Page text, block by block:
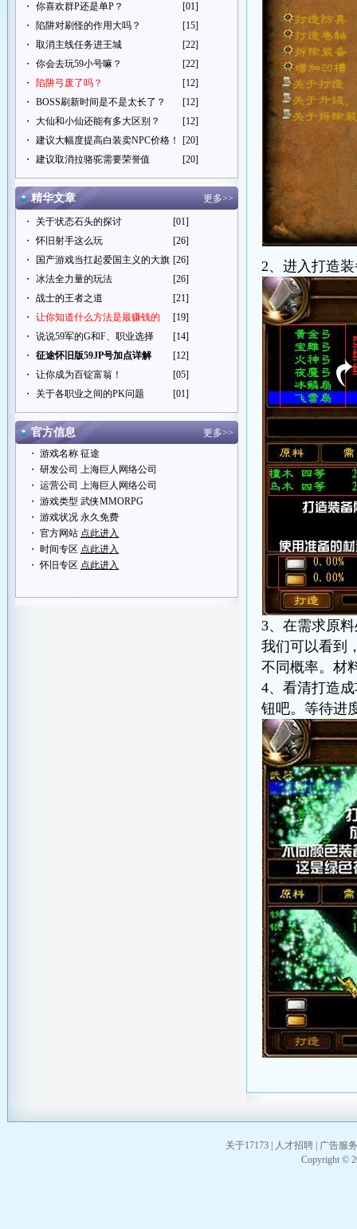
・
你喜欢群P还是单P？
[01]
・
陷阱对刷怪的作用大吗？
[15]
・
取消主线任务进王城
[22]
・
你会去玩59小号嘛？
[22]
・
陷阱弓废了吗？
[12]
・
BOSS刷新时间是不是太长了？
[12]
・
大仙和小仙还能有多大区别？
[12]
・
建议大幅度提高白装卖NPC价格！
[20]
・
建议取消拉骆驼需要荣誉值 [20]
精华文章 更多>>
・ 关于状态石头的探讨
[01]
・
怀旧射手这么玩
[26]
・
国产游戏当扛起爱国主义的大旗 [26]
・
冰法全力量的玩法
[26]
・
战士的王者之道
[21]
・
让你知道什么方法是最赚钱的
[19]
・
说说59军的G和F、职业选择
[14]
・
征途怀旧版59JP号加点详解
[12]
・
让你成为百锭富翁！
[05]
・
关于各职业之间的PK问题 [01]
官方信息
更多>>
・ 游戏名称 征途
・ 研发公司 上海巨人网络公司
・ 运营公司 上海巨人网络公司
・ 游戏类型 武侠MMORPG
・ 游戏状况 永久免费
・ 官方网站 点此进入
・ 时间专区 点此进入
・ 怀旧专区 点此进入
2、进入打造
3、在需求原
我们可以看到
不同概率。材
4、看清打造
钮吧。等待进
关于17173 人才招聘
广告服务
Copyright ©